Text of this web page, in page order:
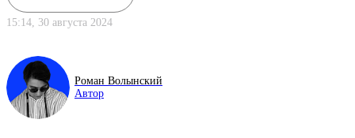
15:14, 30 августа 2024
Роман Волынский
Автор